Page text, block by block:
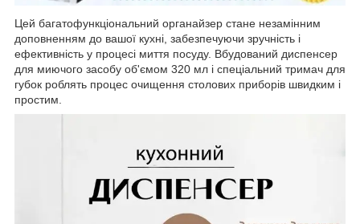
Цей багатофункціональний органайзер стане незамінним
доповненням до вашої кухні, забезпечуючи зручність і
ефективність у процесі миття посуду. Вбудований диспенсер
для миючого засобу об'ємом 320 мл і спеціальний тримач для
губок роблять процес очищення столових приборів швидким і
простим.